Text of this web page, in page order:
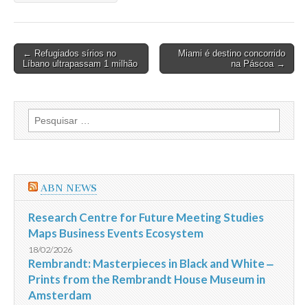
Post
navigation
← Refugiados sírios no
Líbano ultrapassam 1 milhão
Miami é destino concorrido
na Páscoa →
Pesquisar
por:
ABN NEWS
Research Centre for Future Meeting Studies
Maps Business Events Ecosystem
18/02/2026
Rembrandt: Masterpieces in Black and White ‒
Prints from the Rembrandt House Museum in
Amsterdam